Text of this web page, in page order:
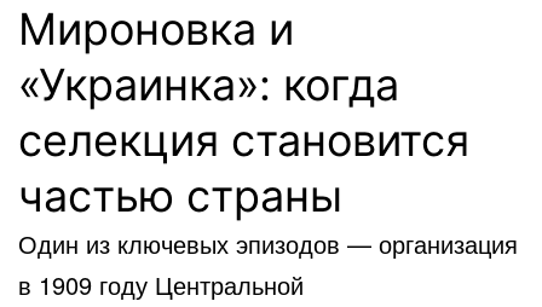
Мироновка и
«Украинка»: когда
селекция становится
частью страны
Один из ключевых эпизодов — организация
в 1909 году Центральной